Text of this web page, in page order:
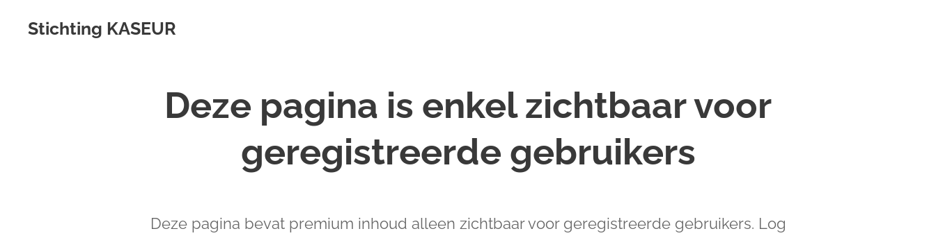
Stichting KASEUR
Deze pagina is enkel zichtbaar voor
geregistreerde gebruikers
Deze pagina bevat premium inhoud alleen zichtbaar voor geregistreerde gebruikers. Log